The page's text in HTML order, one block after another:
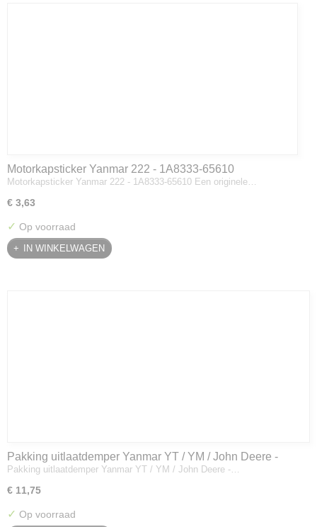
Motorkapsticker Yanmar 222 - 1A8333-65610
Motorkapsticker Yanmar 222 - 1A8333-65610 Een originele…
€ 3,63
✓ Op voorraad
IN WINKELWAGEN
Pakking uitlaatdemper Yanmar YT / YM / John Deere -
128300-13230
Pakking uitlaatdemper Yanmar YT / YM / John Deere -…
€ 11,75
✓ Op voorraad